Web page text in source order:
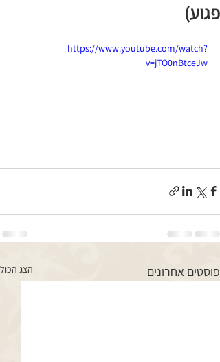
פגוע)
https://www.youtube.com/watch?
v=jTO0nBtceJw
פוסטים אחרונים הצג הכול